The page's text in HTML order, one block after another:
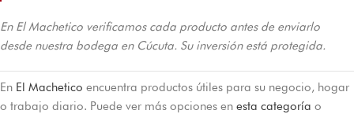
En El Machetico verificamos cada producto antes de enviarlo
desde nuestra bodega en Cúcuta. Su inversión está protegida.
En El Machetico encuentra productos útiles para su negocio, hogar
o trabajo diario. Puede ver más opciones en esta categoría o